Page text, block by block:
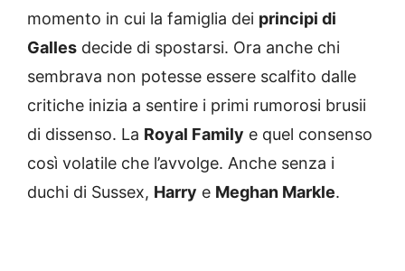
momento in cui la famiglia dei principi di
Galles decide di spostarsi. Ora anche chi
sembrava non potesse essere scalfito dalle
critiche inizia a sentire i primi rumorosi brusii
di dissenso. La Royal Family e quel consenso
così volatile che l’avvolge. Anche senza i
duchi di Sussex, Harry e Meghan Markle.